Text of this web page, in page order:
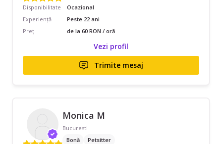
Disponibilitate
Ocazional
Experiență
Peste 22 ani
Preț
de la 60 RON / oră
Vezi profil
Trimite mesaj
Monica M
Bucuresti
Bonă
Petsitter